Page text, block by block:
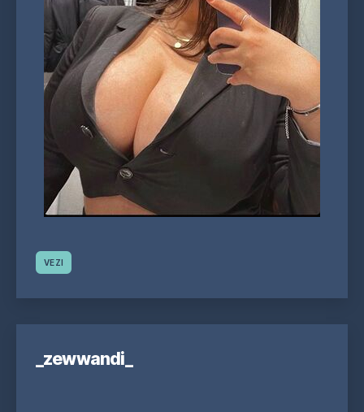
VEZI
_zewwandi_